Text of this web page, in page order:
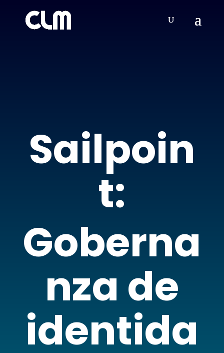
Sailpoin
t:
Goberna
nza de
identida